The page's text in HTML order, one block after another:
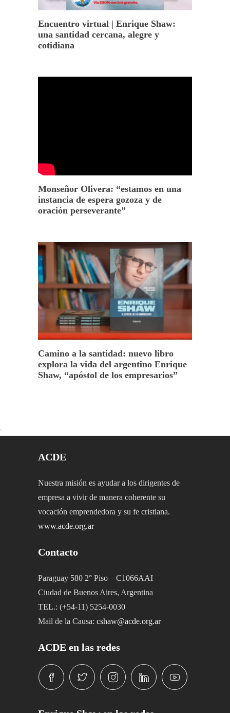
Encuentro virtual | Enrique Shaw:
una santidad cercana, alegre y
cotidiana
Monseñor Olivera: “estamos en una
instancia de espera gozoza y de
oración perseverante”
Camino a la santidad: nuevo libro
explora la vida del argentino Enrique
Shaw, “apóstol de los empresarios”
ACDE
Nuestra misión es ayudar a los dirigentes de
empresa a vivir de manera coherente su
vocación emprendedora y su fe cristiana.
www.acde.org.ar
Contacto
Paraguay 580 2° Piso – C1066AAI
Ciudad de Buenos Aires, Argentina
TEL.: (+54-11) 5254-0030
Mail de la Causa: cshaw@acde.org.ar
ACDE en las redes